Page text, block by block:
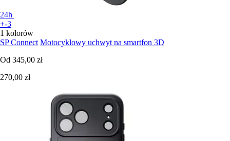
24h
+-3
1 kolorów
SP Connect Motocyklowy uchwyt na smartfon 3D
Od 345,00 zł
270,00 zł